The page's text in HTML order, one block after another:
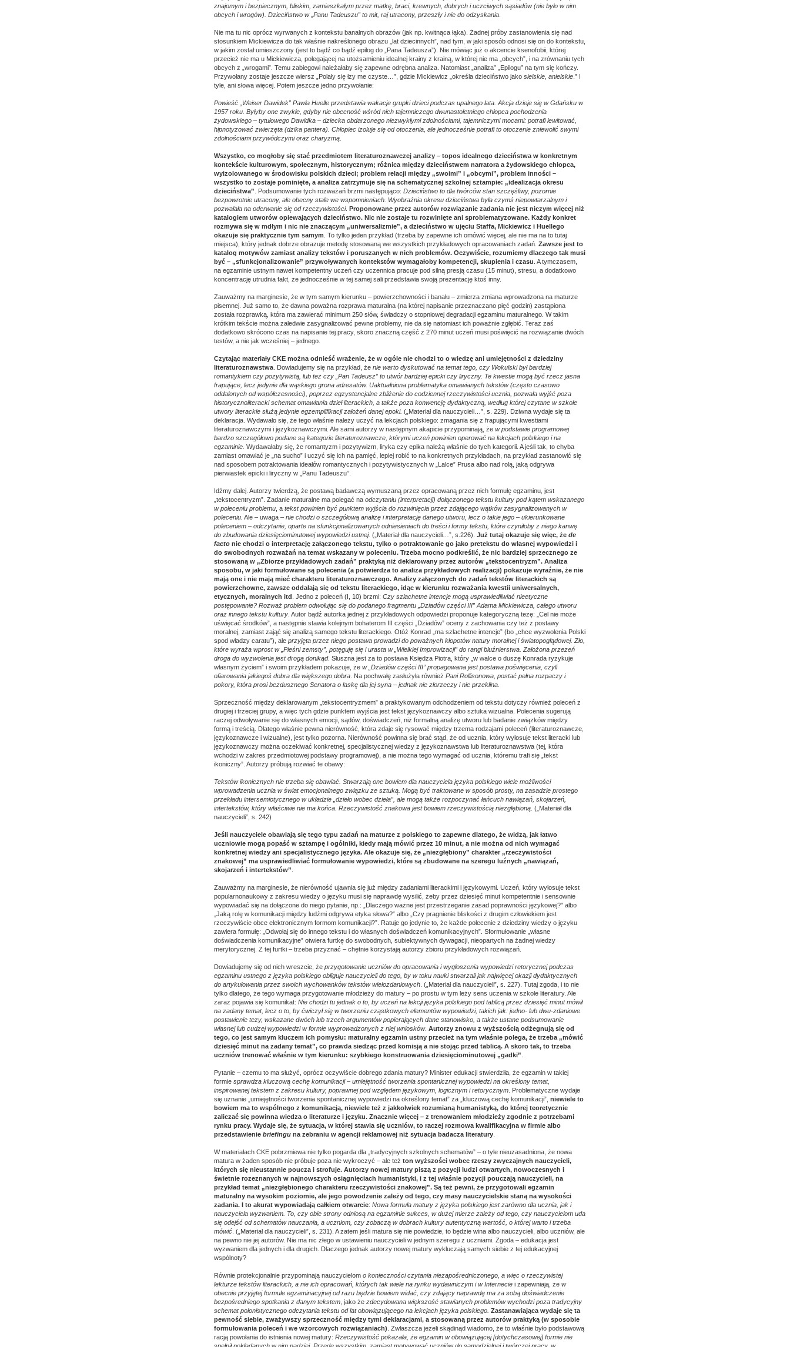
znajomym i bezpiecznym, bliskim, zamieszkałym przez matkę, braci, krewnych, dobrych i uczciwych sąsiadów (nie było w nim
obcych i wrogów). Dzieciństwo w „Panu Tadeuszu” to mit, raj utracony, przeszły i nie do odzyskania
Nie ma tu nic oprócz wyrwanych z kontekstu banalnych obrazów (jak np. kwitnąca łąka). Żadnej próby zastanowienia się nad
stosunkiem Mickiewicza do tak właśnie nakreślonego obrazu „lat dziecinnych”, nad tym, w jaki sposób odnosi się on do kontekstu,
w jakim został umieszczony (jest to bądź co bądź epilog do „Pana Tadeusza”). Nie mówiąc już o akcencie ksenofobii, której
przecież nie ma u Mickiewicza, polegającej na utożsamieniu idealnej krainy z krainą, w której nie ma „obcych”, i na zrównaniu tych
obcych z „wrogami”. Temu zabiegowi należałaby się zapewne odrębna analiza. Natomiast „analiza” „Epilogu” na tym się kończy.
Przywołany zostaje jeszcze wiersz „Polały się łzy me czyste…”, gdzie Mickiewicz „określa dzieciństwo jako sielskie, anielskie .” I
tyle, ani słowa więcej. Potem jeszcze jedno przywołanie:
Powieść „Weiser Dawidek” Pawła Huelle przedstawia wakacje grupki dzieci podczas upalnego lata. Akcja dzieje się w Gdańsku w
1957 roku. Byłyby one zwykłe, gdyby nie obecność wśród nich tajemniczego dwunastoletniego chłopca pochodzenia
żydowskiego – tytułowego Dawidka – dziecka obdarzonego niezwykłymi zdolnościami, tajemniczymi mocami: potrafi lewitować,
hipnotyzować zwierzęta (dzika pantera). Chłopiec izoluje się od otoczenia, ale jednocześnie potrafi to otoczenie zniewolić swymi
zdolnościami przywódczymi oraz charyzmą
Wszystko, co mogłoby się stać przedmiotem literaturoznawczej analizy – topos idealnego dzieciństwa w konkretnym
kontekście kulturowym, społecznym, historycznym; różnica między dzieciństwem narratora a żydowskiego chłopca,
wyizolowanego w środowisku polskich dzieci; problem relacji między „swoimi” i „obcymi”, problem inności –
wszystko to zostaje pominięte, a analiza zatrzymuje się na schematycznej szkolnej sztampie: „idealizacja okresu
dzieciństwa” . Podsumowanie tych rozważań brzmi następująco: Dzieciństwo to dla twórców stan szczęśliwy, pozornie
bezpowrotnie utracony, ale obecny stale we wspomnieniach. Wyobraźnia okresu dzieciństwa była czymś niepowtarzalnym i
pozwalała na oderwanie się od rzeczywistości. Proponowane przez autorów rozwiązanie zadania nie jest niczym więcej niż
katalogiem utworów opiewających dzieciństwo. Nic nie zostaje tu rozwinięte ani sproblematyzowane. Każdy konkret
rozmywa się w mdłym i nic nie znaczącym „uniwersalizmie”, a dzieciństwo w ujęciu Staffa, Mickiewicz i Huellego
okazuje się praktycznie tym samym . To tylko jeden przykład (trzeba by zapewne ich omówić więcej, ale nie ma na to tutaj
miejsca), który jednak dobrze obrazuje metodę stosowaną we wszystkich przykładowych opracowaniach zadań. Zawsze jest to
katalog motywów zamiast analizy tekstów i poruszanych w nich problemów. Oczywiście, rozumiemy dlaczego tak musi
być – „sfunkcjonalizowanie” przywoływanych kontekstów wymagałoby kompetencji, skupienia i czasu . A tymczasem,
na egzaminie ustnym nawet kompetentny uczeń czy uczennica pracuje pod silną presją czasu (15 minut), stresu, a dodatkowo
koncentrację utrudnia fakt, że jednocześnie w tej samej sali przedstawia swoją prezentację ktoś inny.
Zauważmy na marginesie, że w tym samym kierunku – powierzchowności i banału – zmierza zmiana wprowadzona na maturze
pisemnej. Już samo to, że dawna poważna rozprawa maturalna (na której napisanie przeznaczano pięć godzin) zastąpiona
została rozprawką, która ma zawierać minimum 250 słów, świadczy o stopniowej degradacji egzaminu maturalnego. W takim
krótkim tekście można zaledwie zasygnalizować pewne problemy, nie da się natomiast ich poważnie zgłębić. Teraz zaś
dodatkowo skrócono czas na napisanie tej pracy, skoro znaczną część z 270 minut uczeń musi poświęcić na rozwiązanie dwóch
testów, a nie jak wcześniej – jednego.
Czytając materiały CKE można odnieść wrażenie, że w ogóle nie chodzi to o wiedzę ani umiejętności z dziedziny
literaturoznawstwa . Dowiadujemy się na przykład, że nie warto dyskutować na temat tego, czy Wokulski był bardziej
romantykiem czy pozytywistą, lub też czy „Pan Tadeusz” to utwór bardziej epicki czy liryczny. Te kwestie mogą być rzecz jasna
frapujące, lecz jedynie dla wąskiego grona adresatów. Uaktualniona problematyka omawianych tekstów (często czasowo
oddalonych od współczesności), poprzez egzystencjalne zbliżenie do codziennej rzeczywistości ucznia, pozwala wyjść poza
historycznoliteracki schemat omawiania dzieł literackich, a także poza konwencję dydaktyczną, według której czytane w szkole
utwory literackie służą jedynie egzemplifikacji założeń danej epoki. („Materiał dla nauczycieli…”, s. 229). Dziwna wydaje się ta
deklaracja. Wydawało się, że tego właśnie należy uczyć na lekcjach polskiego: zmagania się z frapującymi kwestiami
literaturoznawczymi i językoznawczymi. Ale sami autorzy w następnym akapicie przypominają, że w podstawie programowej
bardzo szczegółowo podane są kategorie literaturoznawcze, którymi uczeń powinien operować na lekcjach polskiego i na
egzaminie. Wydawałaby się, że romantyzm i pozytywizm, liryka czy epika należą właśnie do tych kategorii. A jeśli tak, to chyba
zamiast omawiać je „na sucho” i uczyć się ich na pamięć, lepiej robić to na konkretnych przykładach, na przykład zastanowić się
nad sposobem potraktowania ideałów romantycznych i pozytywistycznych w „Lalce” Prusa albo nad rolą, jaką odgrywa
pierwiastek epicki i liryczny w „Panu Tadeuszu”.
Idźmy dalej. Autorzy twierdzą, że postawą badawczą wymuszaną przez opracowaną przez nich formułę egzaminu, jest
„tekstocentryzm”. Zadanie maturalne ma polegać na odczytaniu (interpretacji) dołączonego tekstu kultury pod kątem wskazanego
w poleceniu problemu , a tekst powinien być punktem wyjścia do rozwinięcia przez zdającego wątków zasygnalizowanych w
poleceniu. Ale – uwaga – nie chodzi o szczegółową analizę i interpretację danego utworu, lecz o takie jego – ukierunkowane
poleceniem – odczytanie, oparte na sfunkcjonalizowanych odniesieniach do treści i formy tekstu, które czyniłoby z niego kanwę
do zbudowania dziesięciominutowej wypowiedzi ustnej. („Materiał dla nauczycieli…”, s.226). Już tutaj okazuje się więc, że de
facto nie chodzi o interpretację załączonego tekstu, tylko o potraktowanie go jako pretekstu do własnej wypowiedzi i
do swobodnych rozważań na temat wskazany w poleceniu. Trzeba mocno podkreślić, że nic bardziej sprzecznego ze
stosowaną w „Zbiorze przykładowych zadań” praktyką niż deklarowany przez autorów „tekstocentryzm”. Analiza
sposobu, w jaki formułowane są polecenia (a potwierdza to analiza przykładowych realizacji) pokazuje wyraźnie, że nie
mają one i nie mają mieć charakteru literaturoznawczego. Analizy załączonych do zadań tekstów literackich są
powierzchowne, zawsze oddalają się od tekstu literackiego, idąc w kierunku rozważania kwestii uniwersalnych,
etycznych, moralnych itd . Jedno z poleceń (I, 10) brzmi: Czy szlachetne intencje mogą usprawiedliwiać nieetyczne
postępowanie? Rozważ problem odwołując się do podanego fragmentu „Dziadów części III” Adama Mickiewicza, całego utworu
oraz innego tekstu kultury . Autor bądź autorka jednej z przykładowych odpowiedzi proponuje kategoryczną tezę: „Cel nie może
uświęcać środków”, a następnie stawia kolejnym bohaterom III części „Dziadów” oceny z zachowania czy też z postawy
moralnej, zamiast zająć się analizą samego tekstu literackiego. Otóż Konrad „ma szlachetne intencje” (bo „chce wyzwolenia Polski
spod władzy caratu”), ale przyjęta przez niego postawa prowadzi do poważnych kłopotów natury moralnej i światopoglądowej. Zło,
które wyraża wprost w „Pieśni zemsty”, potęguję się i urasta w „Wielkiej Improwizacji” do rangi bluźnierstwa. Założona przezeń
droga do wyzwolenia jest drogą donikąd. Słuszna jest za to postawa Księdza Piotra, który „w walce o duszę Konrada ryzykuje
własnym życiem” i swoim przykładem pokazuje, że w „Dziadów części III” propagowana jest postawa poświęcenia, czyli
ofiarowania jakiegoś dobra dla większego dobra . Na pochwałę zasłużyła również Pani Rollisonowa, postać pełna rozpaczy i
pokory, która prosi bezdusznego Senatora o łaskę dla jej syna – jednak nie złorzeczy i nie przeklina.
Sprzeczność między deklarowanym „tekstocentryzmem” a praktykowanym odchodzeniem od tekstu dotyczy również poleceń z
drugiej i trzeciej grupy, a więc tych gdzie punktem wyjścia jest tekst językoznawczy albo sztuka wizualna. Polecenia sugerują
raczej odwoływanie się do własnych emocji, sądów, doświadczeń, niż formalną analizę utworu lub badanie związków między
formą i treścią. Dlatego właśnie pewna nierówność, która zdaje się rysować między trzema rodzajami poleceń (literaturoznawcze,
językoznawcze i wizualne), jest tylko pozorna. Nierówność powinna się brać stąd, że od ucznia, który wylosuje tekst literacki lub
językoznawczy można oczekiwać konkretnej, specjalistycznej wiedzy z językoznawstwa lub literaturoznawstwa (tej, która
wchodzi w zakres przedmiotowej podstawy programowej), a nie można tego wymagać od ucznia, któremu trafi się „tekst
ikoniczny”. Autorzy próbują rozwiać te obawy:
Tekstów ikonicznych nie trzeba się obawiać. Stwarzają one bowiem dla nauczyciela języka polskiego wiele możliwości
wprowadzenia ucznia w świat emocjonalnego związku ze sztuką. Mogą być traktowane w sposób prosty, na zasadzie prostego
przekładu intersemiotycznego w układzie „dzieło wobec dzieła”, ale mogą także rozpoczynać łańcuch nawiązań, skojarzeń,
intertekstów, który właściwie nie ma końca. Rzeczywistość znakowa jest bowiem rzeczywistością niezgłębioną . („Materiał dla
nauczycieli”, s. 242)
Jeśli nauczyciele obawiają się tego typu zadań na maturze z polskiego to zapewne dlatego, że widzą, jak łatwo
uczniowie mogą popaść w sztampę i ogólniki, kiedy mają mówić przez 10 minut, a nie można od nich wymagać
konkretnej wiedzy ani specjalistycznego języka. Ale okazuje się, że „niezgłębiony” charakter „rzeczywistości
znakowej” ma usprawiedliwiać formułowanie wypowiedzi, które są zbudowane na szeregu luźnych „nawiązań,
skojarzeń i intertekstów”
Zauważmy na marginesie, że nierówność ujawnia się już między zadaniami literackimi i językowymi. Uczeń, który wylosuje tekst
popularnonaukowy z zakresu wiedzy o języku musi się naprawdę wysilić, żeby przez dziesięć minut kompetentnie i sensownie
wypowiadać się na dołączone do niego pytanie, np.: „Dlaczego ważne jest przestrzeganie zasad poprawności językowej?" albo
„Jaką rolę w komunikacji między ludźmi odgrywa etyka słowa?” albo „Czy pragnienie bliskości z drugim człowiekiem jest
rzeczywiście obce elektronicznym formom komunikacji?”. Ratuje go jedynie to, że każde polecenie z dziedziny wiedzy o języku
zawiera formułę: „Odwołaj się do innego tekstu i do własnych doświadczeń komunikacyjnych”. Sformułowanie „własne
doświadczenia komunikacyjne” otwiera furtkę do swobodnych, subiektywnych dywagacji, nieopartych na żadnej wiedzy
merytorycznej. Z tej furtki – trzeba przyznać – chętnie korzystają autorzy zbioru przykładowych rozwiązań.
Dowiadujemy się od nich wreszcie, że przygotowanie uczniów do opracowania i wygłoszenia wypowiedzi retorycznej podczas
egzaminu ustnego z języka polskiego obliguje nauczycieli do tego, by w toku nauki stwarzali jak najwięcej okazji dydaktycznych
do artykułowania przez swoich wychowanków tekstów wielozdaniowych . („Materiał dla nauczycieli”, s. 227). Tutaj zgoda, i to nie
tylko dlatego, że tego wymaga przygotowanie młodzieży do matury – po prostu w tym leży sens uczenia w szkole literatury. Ale
zaraz pojawia się komunikat: Nie chodzi tu jednak o to, by uczeń na lekcji języka polskiego pod tablicą przez dziesięć minut mówił
na zadany temat, lecz o to, by ćwiczył się w tworzeniu cząstkowych elementów wypowiedzi, takich jak: jedno- lub dwu-zdaniowe
postawienie tezy, wskazane dwóch lub trzech argumentów popierających dane stanowisko, a także ustane podsumowanie
własnej lub cudzej wypowiedzi w formie wyprowadzonych z niej wniosków. Autorzy znowu z wyższością odżegnują się od
tego, co jest samym kluczem ich pomysłu: maturalny egzamin ustny przecież na tym właśnie polega, że trzeba „mówić
dziesięć minut na zadany temat”, co prawda siedząc przed komisją a nie stojąc przed tablicą. A skoro tak, to trzeba
uczniów trenować właśnie w tym kierunku: szybkiego konstruowania dziesięciominutowej „gadki”
Pytanie – czemu to ma służyć, oprócz oczywiście dobrego zdania matury? Minister edukacji stwierdziła, że egzamin w takiej
formie sprawdza kluczową cechę komunikacji – umiejętność tworzenia spontanicznej wypowiedzi na określony temat,
inspirowanej tekstem z zakresu kultury, poprawnej pod względem językowym, logicznym i retorycznym . Problematyczne wydaje
się uznanie „umiejętności tworzenia spontanicznej wypowiedzi na określony temat” za „kluczową cechę komunikacji”, niewiele to
bowiem ma to wspólnego z komunikacją, niewiele też z jakkolwiek rozumianą humanistyką, do której teoretycznie
zaliczać się powinna wiedza o literaturze i języku. Znacznie więcej – z trenowaniem młodzieży zgodnie z potrzebami
rynku pracy. Wydaje się, że sytuacja, w której stawia się uczniów, to raczej rozmowa kwalifikacyjna w firmie albo
przedstawienie briefingu na zebraniu w agencji reklamowej niż sytuacja badacza literatury
W materiałach CKE pobrzmiewa nie tylko pogarda dla „tradycyjnych szkolnych schematów” – o tyle nieuzasadniona, że nowa
matura w żaden sposób nie próbuje poza nie wykroczyć – ale też ton wyższości wobec rzeszy zwyczajnych nauczycieli,
których się nieustannie poucza i strofuje. Autorzy nowej matury piszą z pozycji ludzi otwartych, nowoczesnych i
świetnie rozeznanych w najnowszych osiągnięciach humanistyki, i z tej właśnie pozycji pouczają nauczycieli, na
przykład temat „niezgłębionego charakteru rzeczywistości znakowej”. Są też pewni, że przygotowali egzamin
maturalny na wysokim poziomie, ale jego powodzenie zależy od tego, czy masy nauczycielskie staną na wysokości
zadania. I to akurat wypowiadają całkiem otwarcie: Nowa formuła matury z języka polskiego jest zarówno dla ucznia, jak i
nauczyciela wyzwaniem. To, czy obie strony odniosą na egzaminie sukces, w dużej mierze zależy od tego, czy nauczycielom uda
się odejść od schematów nauczania, a uczniom, czy zobaczą w dobrach kultury autentyczną wartość, o której warto i trzeba
mówić . („Materiał dla nauczycieli”, s. 231). A zatem jeśli matura się nie powiedzie, to będzie wina albo nauczycieli, albo uczniów, ale
na pewno nie jej autorów. Nie ma nic złego w ustawieniu nauczycieli w jednym szeregu z uczniami. Zgoda – edukacja jest
wyzwaniem dla jednych i dla drugich. Dlaczego jednak autorzy nowej matury wykluczają samych siebie z tej edukacyjnej
wspólnoty?
Równie protekcjonalnie przypominają nauczycielom o konieczności czytania niezapośredniczonego, a więc o rzeczywistej
lekturze tekstów literackich, a nie ich opracowań, których tak wiele na rynku wydawniczym i w Internecie i zapewniają, że w
obecnie przyjętej formule egzaminacyjnej od razu będzie bowiem widać, czy zdający naprawdę ma za sobą doświadczenie
bezpośredniego spotkania z danym tekstem , jako że zdecydowana większość stawianych problemów wychodzi poza tradycyjny
schemat polonistycznego odczytania tekstu od lat obowiązującego na lekcjach języka polskiego. Zastanawiająca wydaje się ta
pewność siebie, zważywszy sprzeczność między tymi deklaracjami, a stosowaną przez autorów praktyką (w sposobie
formułowania poleceń i we wzorcowych rozwiązaniach) . Zwłaszcza jeżeli skądinąd wiadomo, że to właśnie było podstawową
racją powołania do istnienia nowej matury: Rzeczywistość pokazała, że egzamin w obowiązującej [dotychczasowej] formie nie